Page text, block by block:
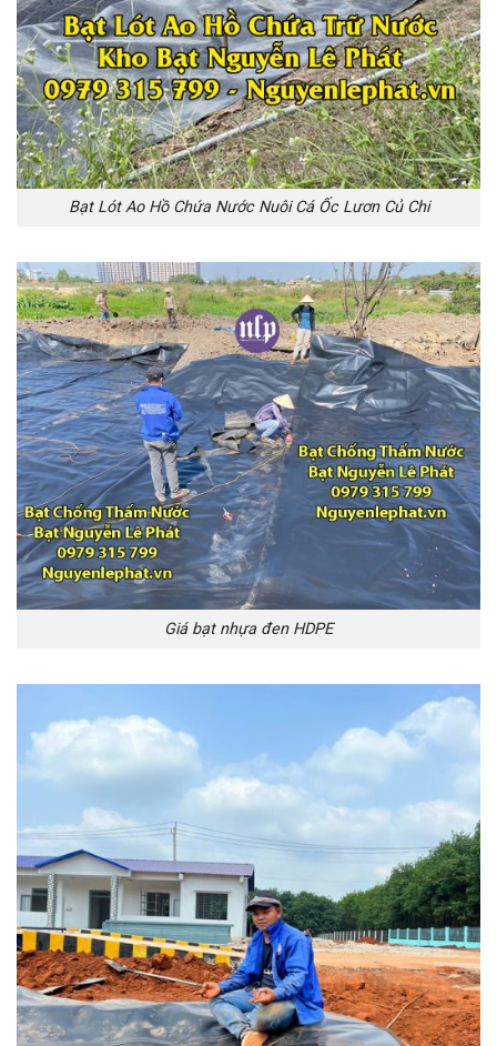
Bạt Lót Ao Hồ Chứa Nước Nuôi Cá Ốc Lươn Củ Chi
Giá bạt nhựa đen HDPE